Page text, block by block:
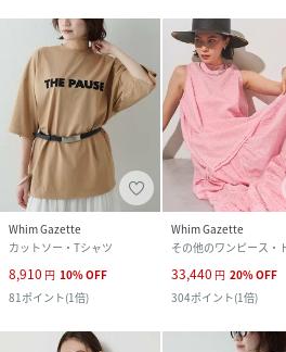
Whim Gazette
カットソー・Tシャツ
8,910 円 10%OFF
81 ポイント(1倍)
Whim Gazette
その他のワンピース・
33,440 円 20%OFF
304ポイント(1倍)